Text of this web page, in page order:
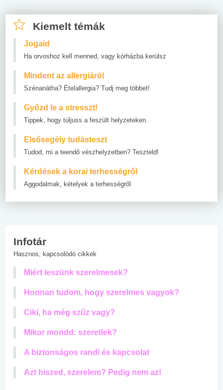
Kiemelt témák
Jogaid
Ha orvoshoz kell menned, vagy kórházba kerülsz
Mindent az allergiáról
Szénanátha? Ételallergia? Tudj meg többet!
Győzd le a stresszt!
Tippek, hogy túljuss a feszült helyzeteken.
Elsősegély tudásteszt
Tudod, mi a teendő vészhelyzetben? Teszteld!
Kérdések a korai terhességről
Aggodalmak, kételyek a terhességről
Infotár
Hasznos, kapcsolódó cikkek
Miért leszünk szerelmesek?
Honnan tudom, hogy szerelmes vagyok?
Ciki, ha még szűz vagy?
Mikor mondd: szeretlek?
A biztonságos randi és kapcsolat
Azt hiszed, szerelem? Pedig nem az!